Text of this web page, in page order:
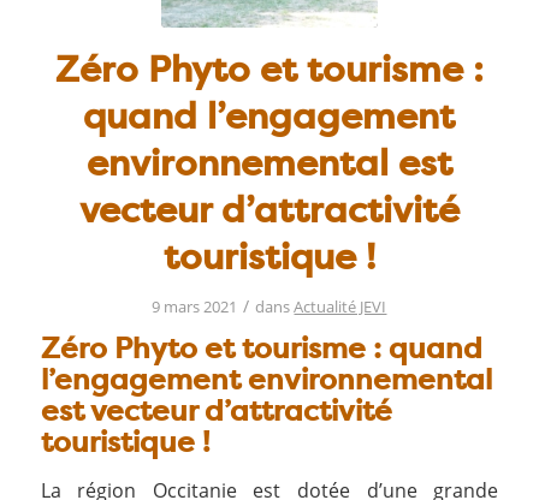
Zéro Phyto et tourisme :
quand l’engagement
environnemental est
vecteur d’attractivité
touristique !
9 mars 2021 / dansActualité JEVI
Zéro Phyto et tourisme : quand
l’engagement environnemental
est vecteur d’attractivité
touristique !
La région Occitanie est dotée d’une grande